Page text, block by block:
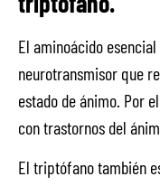
El aminoácido
neurotransmisor que
estado de ánimo. Por
con trastornos del
El triptófano también